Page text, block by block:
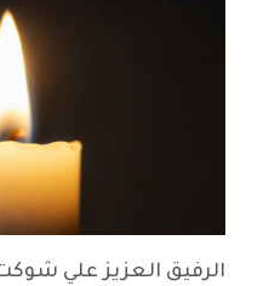
الرفيق العزيز علي شوكت